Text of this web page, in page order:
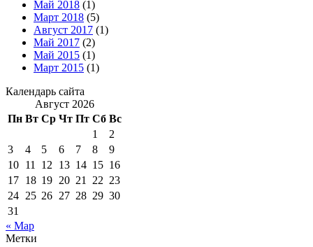
Май 2018 (1)
Март 2018 (5)
Август 2017 (1)
Май 2017 (2)
Май 2015 (1)
Март 2015 (1)
Календарь сайта
Август 2026
Пн Вт Ср Чт Пт Сб Вс
1
2
3
4 5 6 7 8
9
10 11 12 13 14 15 16
17 18 19 20 21 22 23
24 25 26 27 28 29 30
31
« Мар
Метки